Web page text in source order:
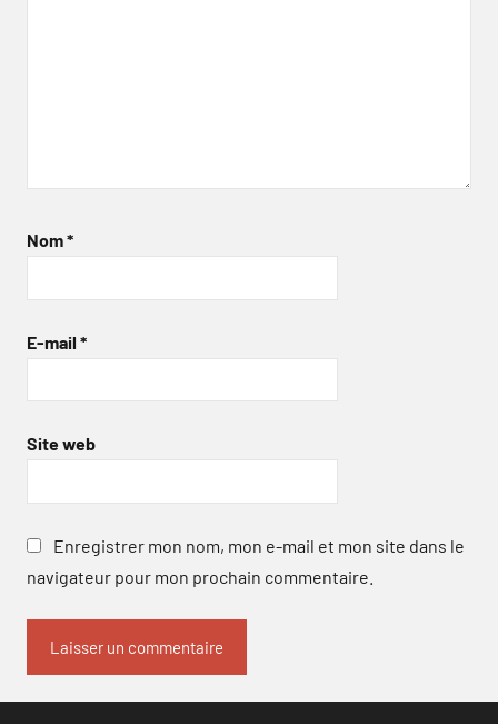
Nom*
E-mail *
Site web
Enregistrer mon nom, mon e-mail et mon site dans le
navigateur pour mon prochain commentaire.